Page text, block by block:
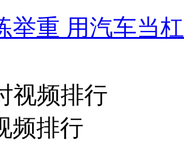
举重 用汽车当
视频排行
频排行